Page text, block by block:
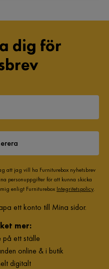
dig för
att jag vill ha Furniturebox nyhetsbrev
personuppgifter för att kunna skicka
enligt Furniturebox Integritetspolicy.
ett konto till Mina sidor.
mer:
på ett ställe
online & i butik
digitalt